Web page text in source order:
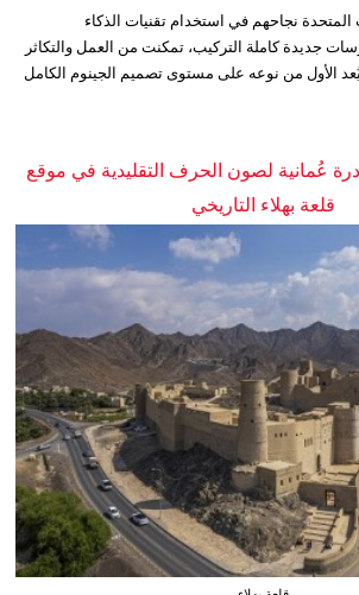
المتحدة نجاحهم في استخدام تقنيات الذكاء
جديدة كاملة التركيب، تمكنت من العمل والتكاثر
الأول من نوعه على مستوى تصميم الجينوم الكامل
عُمانية لصون الحرف التقليدية في موقع
قلعة بهلاء التاريخي